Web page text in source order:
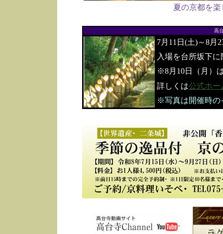
夏の京都を
高
7月11日(土)～8月
入場を台所坂下
※8月10日（月）
詳しくは公式ホー
※写真は開催時の